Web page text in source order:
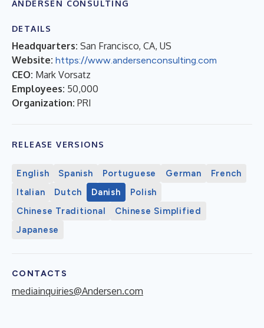
ANDERSEN CONSULTING
DETAILS
Headquarters: San Francisco, CA, US
Website: https://www.andersenconsulting.com
CEO: Mark Vorsatz
Employees: 50,000
Organization: PRI
RELEASE VERSIONS
English Spanish Portuguese German
French
Italian
Dutch Danish
Polish
Chinese Traditional
Chinese Simplified
Japanese
CONTACTS
mediainquiries@Andersen.com